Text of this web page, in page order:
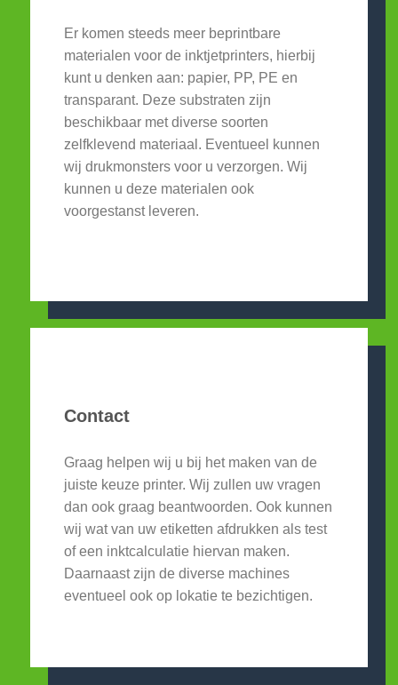
Er komen steeds meer beprintbare
materialen voor de inktjetprinters, hierbij
kunt u denken aan: papier, PP, PE en
transparant. Deze substraten zijn
beschikbaar met diverse soorten
zelfklevend materiaal. Eventueel kunnen
wij drukmonsters voor u verzorgen. Wij
kunnen u deze materialen ook
voorgestanst leveren.
Contact
Graag helpen wij u bij het maken van de
juiste keuze printer. Wij zullen uw vragen
dan ook graag beantwoorden. Ook kunnen
wij wat van uw etiketten afdrukken als test
of een inktcalculatie hiervan maken.
Daarnaast zijn de diverse machines
eventueel ook op lokatie te bezichtigen.